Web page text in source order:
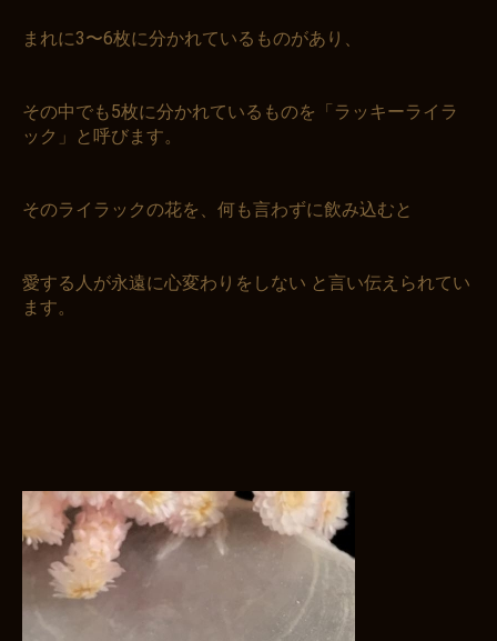
お買い物を続ける カートへ進む
まれに3〜6枚に分かれているものがあり、
その中でも5枚に分かれているものを「ラッキーライラ
ック」と呼びます。
そのライラックの花を、何も言わずに飲み込むと
愛する人が永遠に心変わりをしない と言い伝えられてい
ます。